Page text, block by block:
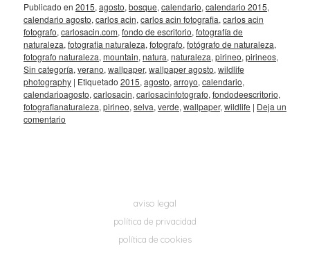
Publicado en 2015, agosto, bosque, calendario, calendario 2015,
calendario agosto, carlos acin, carlos acin fotografia, carlos acin
fotografo, carlosacin.com, fondo de escritorio, fotografía de
naturaleza, fotografia naturaleza, fotografo, fotógrafo de naturaleza,
fotografo naturaleza, mountain, natura, naturaleza, pirineo, pirineos,
Sin categoría, verano, wallpaper, wallpaper agosto, wildlife
photography | Etiquetado 2015, agosto, arroyo, calendario,
calendarioagosto, carlosacin, carlosacinfotografo, fondodeescritorio,
fotografianaturaleza, pirineo, selva, verde, wallpaper, wildlife | Deja un
comentario
aviso legal
política de privacidad
política de cookies